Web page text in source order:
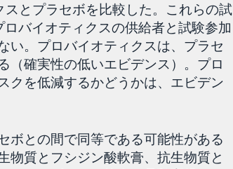
とプラセボを比較した。これらの試
バイオティクスの供給者と試験参加
い。プロバイオティクスは、プラセ
（確実性の低いエビデンス）。プロ
クを低減するかどうかは、エビデン
ボとの間で同等である可能性がある
物質とフシジン酸軟膏、抗生物質と